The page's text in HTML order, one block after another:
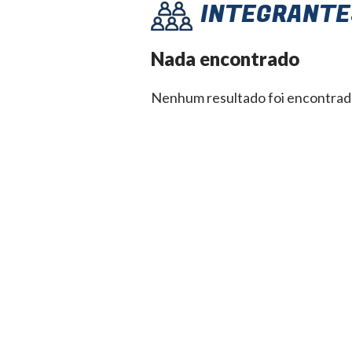
Nada encontrado
Nenhum resultado foi